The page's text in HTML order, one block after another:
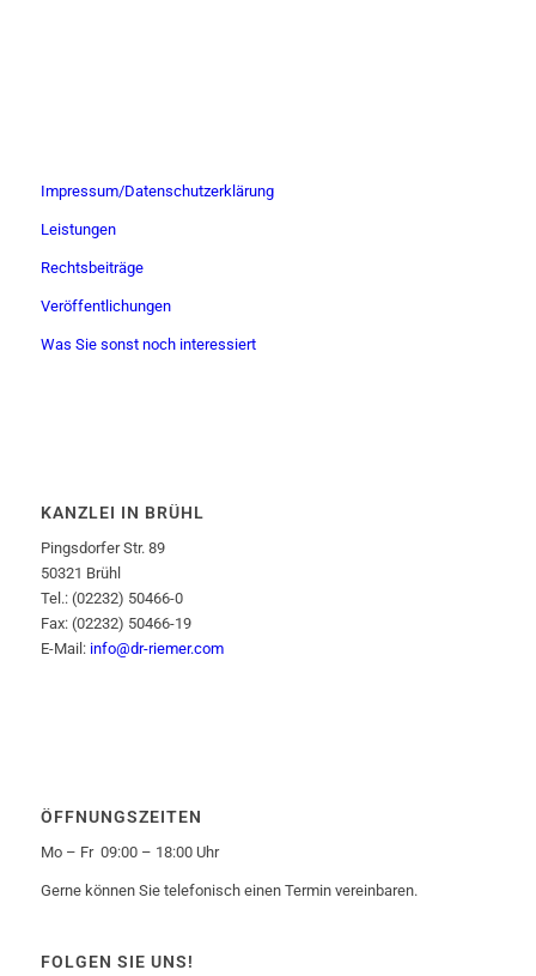
Impressum/Datenschutzerklärung
Leistungen
Rechtsbeiträge
Veröffentlichungen
Was Sie sonst noch interessiert
KANZLEI IN BRÜHL
Pingsdorfer Str. 89
50321 Brühl
Tel.: (02232) 50466-0
Fax: (02232) 50466-19
E-Mail: info@dr-riemer.com
ÖFFNUNGSZEITEN
Mo – Fr 09:00 – 18:00 Uhr
Gerne können Sie telefonisch einen Termin vereinbaren.
FOLGEN SIE UNS!